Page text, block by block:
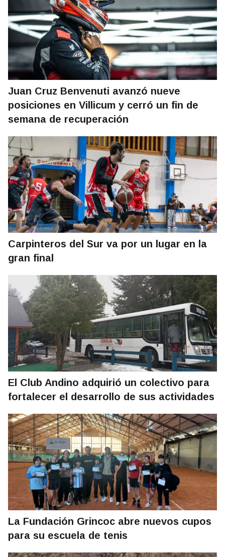
Juan Cruz Benvenuti avanzó nueve
posiciones en Villicum y cerró un fin de
semana de recuperación
Carpinteros del Sur va por un lugar en la
gran final
El Club Andino adquirió un colectivo para
fortalecer el desarrollo de sus actividades
La Fundación Grincoc abre nuevos cupos
para su escuela de tenis